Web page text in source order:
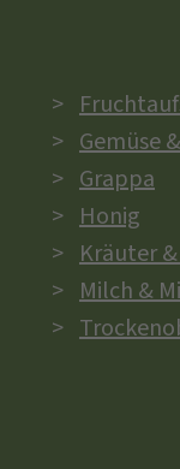
Gemüse
Grappa
Honig
Kräuter
Milch &